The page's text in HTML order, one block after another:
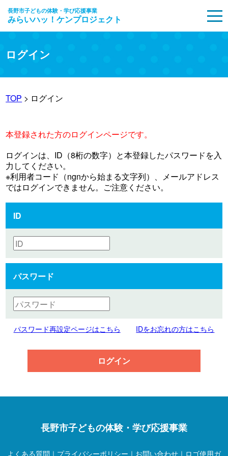
長野市子どもの体験・学び応援事業
みらいハッ！ケンプロジェクト
ログイン
TOP > ログイン
本登録された方のログインページです。
ログインは、ID（8桁の数字）と本登録したパスワードを入
力してください。
※利用者コード（ngnから始まる文字列）、メールアドレス
ではログインできません。ご注意ください。
ID
パスワード
パスワード再設定ページはこちら IDをお忘れの方はこちら
ログイン
長野市子どもの体験・学び応援事業
よくある質問 ｜ プライバシーポリシー ｜ お問い合わせ ｜ ロゴ使用ガ